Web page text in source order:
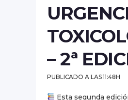
– 2ª
PUBLICADO A LAS 11:48H
Esta segunda